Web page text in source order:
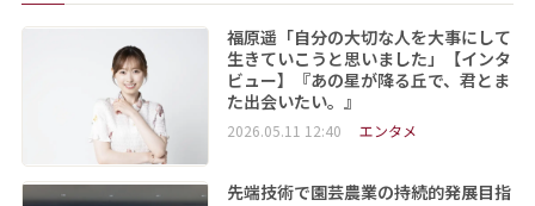
福原遥「自分の大切な人を大事にして
生きていこうと思いました」【インタ
ビュー】『あの星が降る丘で、君とま
た出会いたい。』
2026.05.11 12:40 エンタメ
先端技術で園芸農業の持続的発展目指